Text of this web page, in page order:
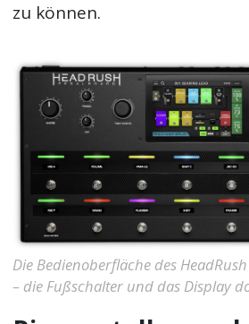
zu können.
Die Bedienoberfläche des
– die Fußschalter und das Display